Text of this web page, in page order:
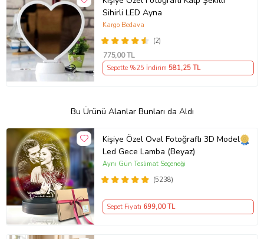
Sihirli LED Ayna
(2)
Kargo Bedava
775,00 TL
Sepette %25 İndirim 581,25 TL
Bu Ürünü Alanlar Bunları da Aldı
Kişiye Özel Oval Fotoğraflı 3D Model
Led Gece Lamba (Beyaz)
(5238)
Aynı Gün Teslimat Seçeneği
Sepet Fiyatı 699,00 TL